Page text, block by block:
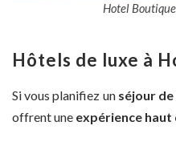
Hotel
Hôtels de luxe à
Si vous planifiez un séjour
offrent une expérience haut